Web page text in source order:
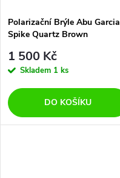
Polarizační Brýle Abu Garcia
Spike Quartz Brown
1 500 Kč
Skladem 1 ks
DO KOŠÍKU